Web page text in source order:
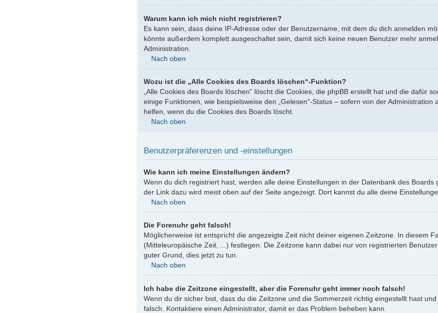
Warum kann ich mich nicht registrieren?
Es kann sein, dass deine IP-Adresse oder der Benutzername, mit dem du dich anmelden
könnte außerdem komplett ausgeschaltet sein, damit sich keine neuen Benutzer mehr
Administration.
Nach oben
Wozu ist die „Alle Cookies des Boards löschen“-Funktion?
„Alle Cookies des Boards löschen“ löscht die Cookies, die phpBB erstellt hat und die dafür
einige Funktionen, wie beispielsweise den „Gelesen“-Status – sofern von der
helfen, wenn du die Cookies des Boards löscht.
Nach oben
Benutzerpräferenzen und -einstellungen
Wie kann ich meine Einstellungen ändern?
Wenn du dich registriert hast, werden alle deine Einstellungen in der Datenbank des
der Link dazu wird meist oben auf der Seite angezeigt. Dort kannst du alle deine
Nach oben
Die Forenuhr geht falsch!
Möglicherweise ist entspricht die angezeigte Zeit nicht deiner eigenen Zeitzone. In diesem
(Mitteleuropäische Zeit, ...) festlegen. Die Zeitzone kann dabei nur von registrierten
guter Grund, dies jetzt zu tun.
Nach oben
Ich habe die Zeitzone eingestellt, aber die Forenuhr geht immer noch falsch!
Wenn du dir sicher bist, dass du die Zeitzone und die Sommerzeit richtig eingestellt hast
falsch. Kontaktiere einen Administrator, damit er das Problem beheben kann.